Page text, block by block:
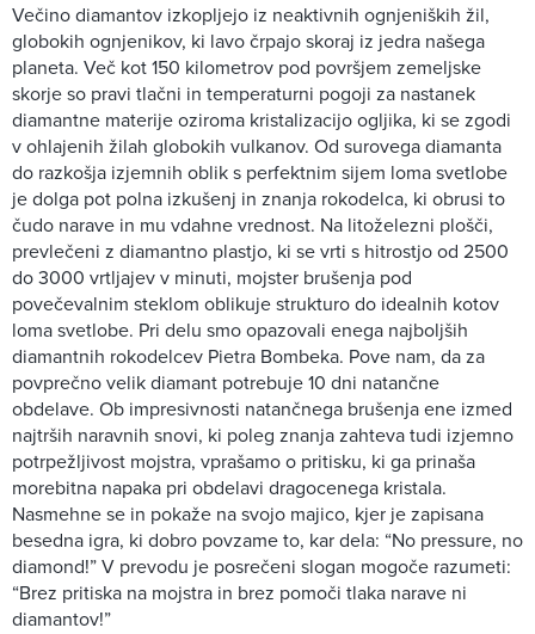
Večino diamantov izkopljejo iz neaktivnih ognjeniških žil,
globokih ognjenikov, ki lavo črpajo skoraj iz jedra našega
planeta. Več kot 150 kilometrov pod površjem zemeljske
skorje so pravi tlačni in temperaturni pogoji za nastanek
diamantne materije oziroma kristalizacijo ogljika, ki se zgodi
v ohlajenih žilah globokih vulkanov. Od surovega diamanta
do razkošja izjemnih oblik s perfektnim sijem loma svetlobe
je dolga pot polna izkušenj in znanja rokodelca, ki obrusi to
čudo narave in mu vdahne vrednost. Na litoželezni plošči,
prevlečeni z diamantno plastjo, ki se vrti s hitrostjo od 2500
do 3000 vrtljajev v minuti, mojster brušenja pod
povečevalnim steklom oblikuje strukturo do idealnih kotov
loma svetlobe. Pri delu smo opazovali enega najboljših
diamantnih rokodelcev Pietra Bombeka. Pove nam, da za
povprečno velik diamant potrebuje 10 dni natančne
obdelave. Ob impresivnosti natančnega brušenja ene izmed
najtrših naravnih snovi, ki poleg znanja zahteva tudi izjemno
potrpežljivost mojstra, vprašamo o pritisku, ki ga prinaša
morebitna napaka pri obdelavi dragocenega kristala.
Nasmehne se in pokaže na svojo majico, kjer je zapisana
besedna igra, ki dobro povzame to, kar dela: “No pressure, no
diamond!” V prevodu je posrečeni slogan mogoče razumeti:
“Brez pritiska na mojstra in brez pomoči tlaka narave ni
diamantov!”